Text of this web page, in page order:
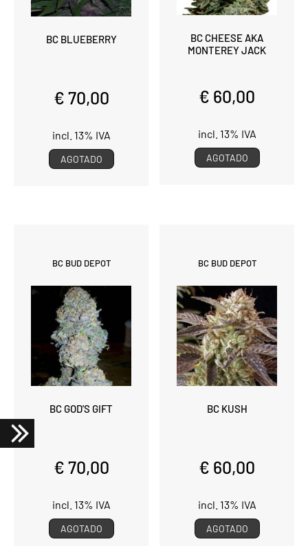
BC BLUEBERRY
€ 70,00
incl. 13% IVA
AGOTADO
BC CHEESE AKA
MONTEREY JACK
€ 60,00
incl. 13% IVA
AGOTADO
BC BUD DEPOT
BC GOD'S GIFT
€ 70,00
incl. 13% IVA
AGOTADO
BC BUD DEPOT
BC KUSH
€ 60,00
incl. 13% IVA
AGOTADO